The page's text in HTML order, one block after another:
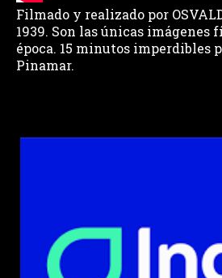
Filmado y realizado por
1939. Son las únicas imágenes
época. 15 minutos imperdibles
Pinamar.